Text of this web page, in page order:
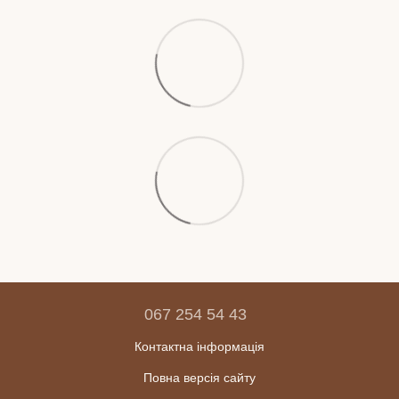
067 254 54 43
Контактна інформація
Повна версія сайту